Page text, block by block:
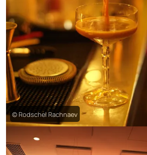
© Rodschel Rachnaev